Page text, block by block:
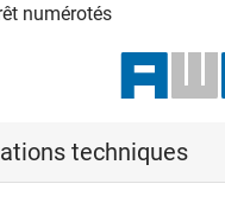
numérotés
techniques